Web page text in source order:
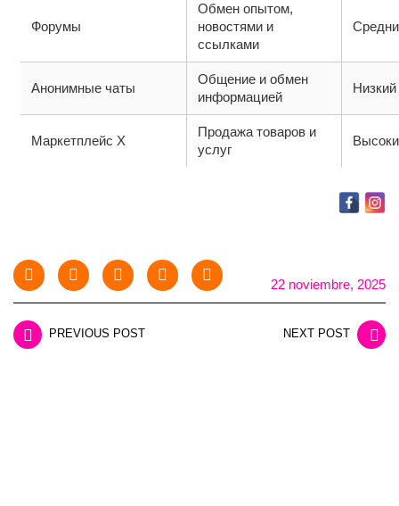
Форумы
Обмен опытом,
новостями и
ссылками
Анонимные чаты
Общение и обмен
информацией
Низкий
Маркетплейс X
Продажа товаров и
услуг
22 noviembre, 2025
PREVIOUS POST NEXT POST